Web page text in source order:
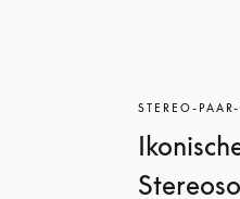
STEREO-